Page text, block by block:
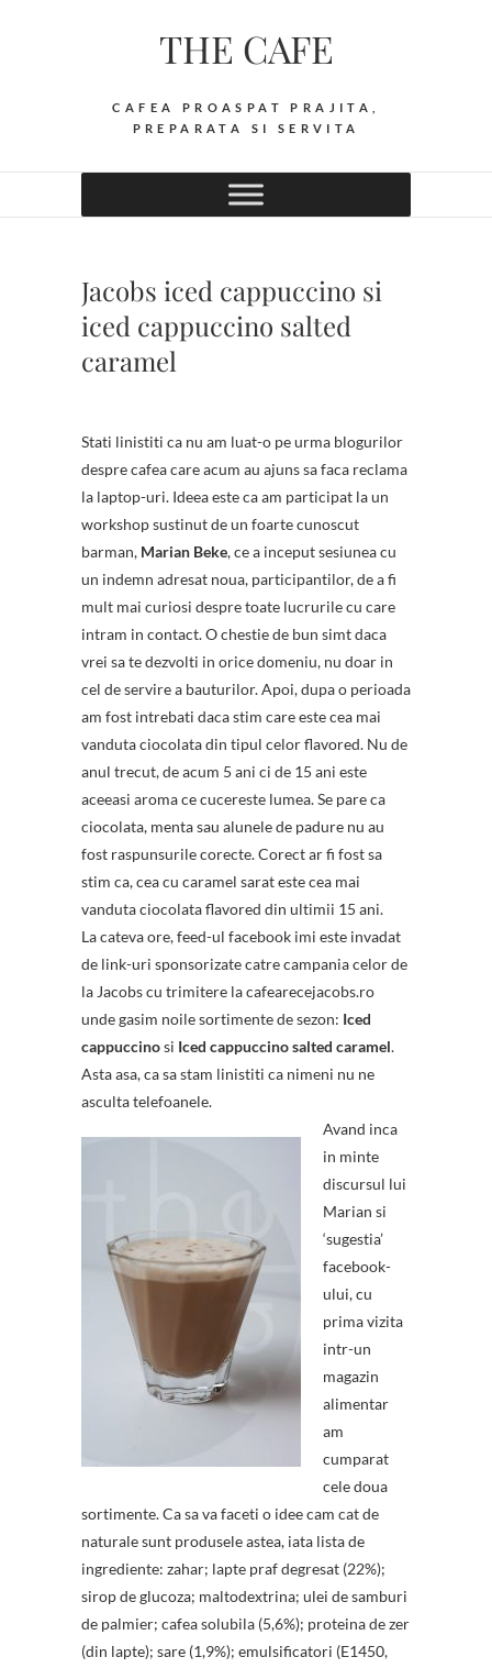
THE CAFE
CAFEA PROASPAT PRAJITA,
PREPARATA SI SERVITA
Jacobs iced cappuccino si
iced cappuccino salted
caramel
Stati linistiti ca nu am luat-o pe urma blogurilor
despre cafea care acum au ajuns sa faca reclama
la laptop-uri. Ideea este ca am participat la un
workshop sustinut de un foarte cunoscut
barman, Marian Beke, ce a inceput sesiunea cu
un indemn adresat noua, participantilor, de a fi
mult mai curiosi despre toate lucrurile cu care
intram in contact. O chestie de bun simt daca
vrei sa te dezvolti in orice domeniu, nu doar in
cel de servire a bauturilor. Apoi, dupa o perioada
am fost intrebati daca stim care este cea mai
vanduta ciocolata din tipul celor flavored. Nu de
anul trecut, de acum 5 ani ci de 15 ani este
aceeasi aroma ce cucereste lumea. Se pare ca
ciocolata, menta sau alunele de padure nu au
fost raspunsurile corecte. Corect ar fi fost sa
stim ca, cea cu caramel sarat este cea mai
vanduta ciocolata flavored din ultimii 15 ani.
La cateva ore, feed-ul facebook imi este invadat
de link-uri sponsorizate catre campania celor de
la Jacobs cu trimitere la cafearecejacobs.ro
unde gasim noile sortimente de sezon: Iced
cappuccinosi Iced cappuccino salted caramel.
Asta asa, ca sa stam linistiti ca nimeni nu ne
asculta telefoanele.
Avand inca
in minte
discursul lui
Marian si
‘sugestia’
facebook-
ului, cu
prima vizita
intr-un
magazin
alimentar
am
cumparat
cele doua
sortimente. Ca sa va faceti o idee cam cat de
naturale sunt produsele astea, iata lista de
ingrediente: zahar; lapte praf degresat (22%);
sirop de glucoza; maltodextrina; ulei de samburi
de palmier; cafea solubila (5,6%); proteina de zer
(din lapte); sare (1,9%); emulsificatori (E1450,